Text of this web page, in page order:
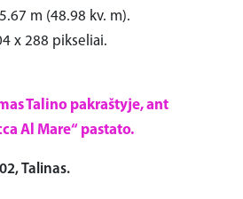
m (48.98 kv. m).
x 288 pikseliai.
Talino pakraštyje, ant
Al Mare“ pastato.
Talinas.